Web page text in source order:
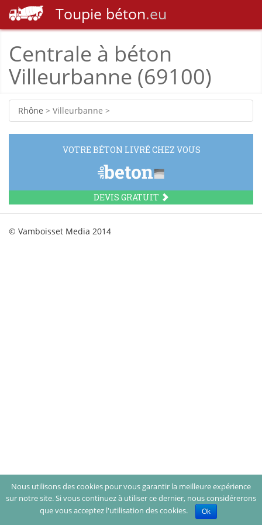
Toupie béton.eu
Centrale à béton
Villeurbanne (69100)
Rhône > Villeurbanne >
VOTRE BÉTON LIVRÉ CHEZ VOUS
DEVIS GRATUIT
Nous utilisons des cookies pour vous garantir la meilleure expérience
sur notre site. Si vous continuez à utiliser ce dernier, nous considérerons
que vous acceptez l'utilisation des cookies.
Ok
© Vamboisset Media 2014